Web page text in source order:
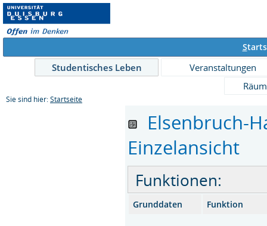
S
Studentisches Leben
Veranstaltungen
Sie sind hier: Startseite
Elsenbruch-
Einzelansicht
Funktionen:
Grunddaten Funktion